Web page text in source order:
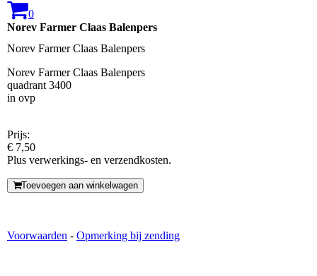
0
Norev Farmer Claas Balenpers
Norev Farmer Claas Balenpers
Norev Farmer Claas Balenpers
quadrant 3400
in ovp
Prijs:
€ 7,50
Plus verwerkings- en verzendkosten.
Toevoegen aan winkelwagen
Voorwaarden - Opmerking bij zending